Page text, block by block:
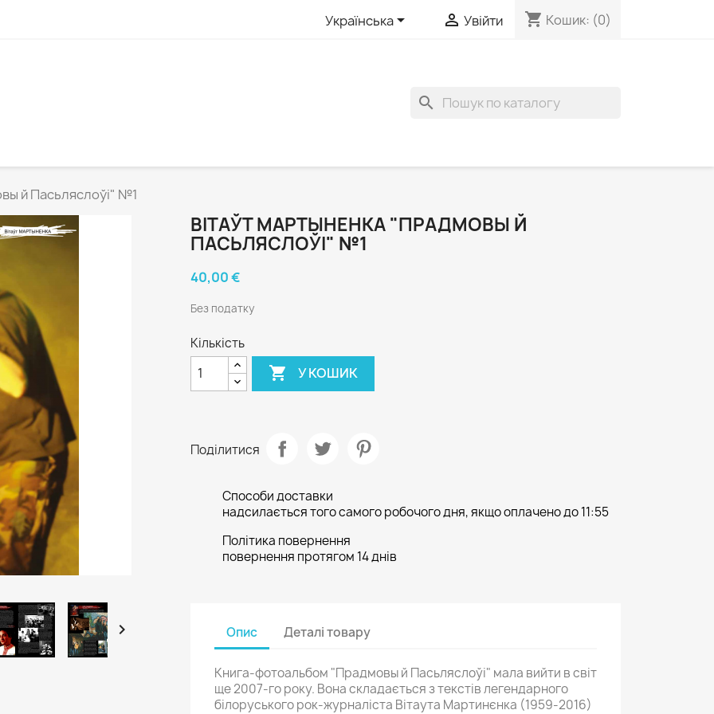
Українська  Увійти shopping_cart Кошик: (0)
search
й Пасьляслоўі" №1

ВІТАЎТ МАРТЫНЕНКА "ПРАДМОВЫ Й
ПАСЬЛЯСЛОЎІ" №1
40,00 €
Без податку
Кількість
 У КОШИК
Поділитися
Способи доставки
надсилається того самого робочого дня, якщо оплачено до 11:55
Політика повернення
повернення протягом 14 днів
Опис Деталі товару
Книга-фотоальбом "Прадмовы й Пасьляслоўі" мала вийти в світ
ще 2007-го року. Вона складається з текстів легендарного
білоруського рок-журналіста Вітаута Мартинєнка (1959-2016)